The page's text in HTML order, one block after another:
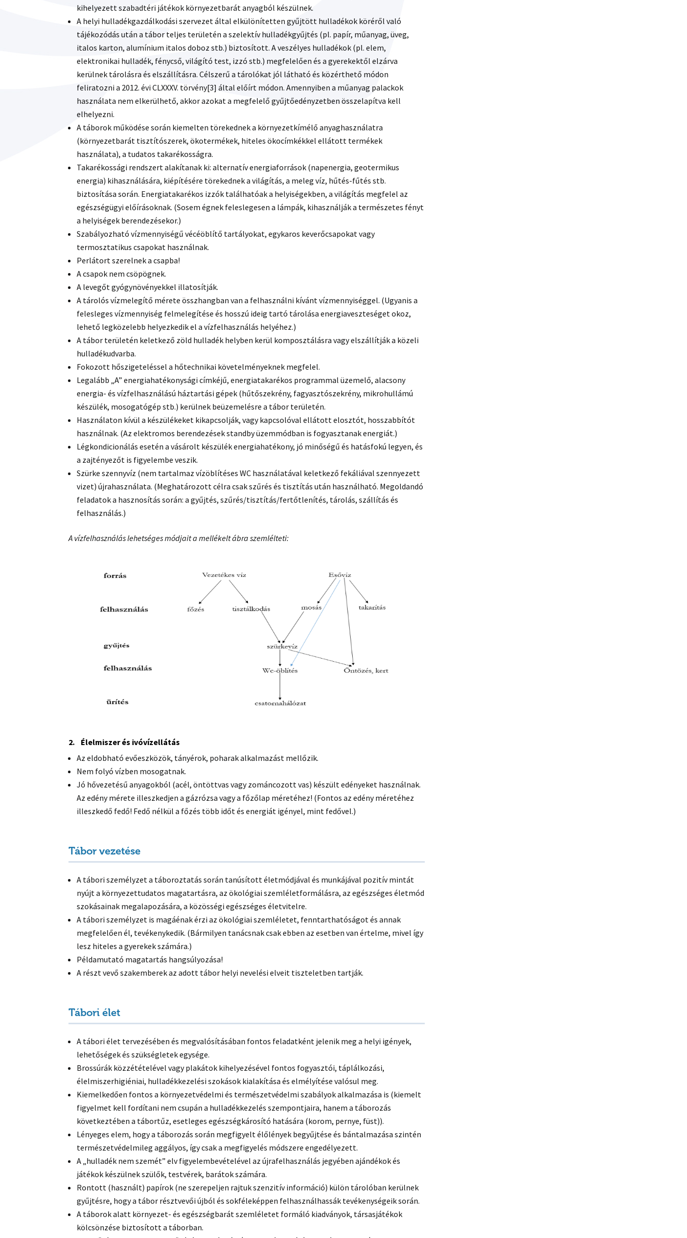
kihelyezett szabadtéri játékok környezetbarát anyagból készülnek.
A helyi hulladékgazdálkodási szervezet által elkülönítetten gyűjtött hulladékok köréről való
tájékozódás után a tábor teljes területén a szelektív hulladékgyűjtés (pl. papír, műanyag, üveg,
italos karton, alumínium italos doboz stb.) biztosított. A veszélyes hulladékok (pl. elem,
elektronikai hulladék, fénycső, világító test, izzó stb.) megfelelően és a gyerekektől elzárva
kerülnek tárolásra és elszállításra. Célszerű a tárolókat jól látható és közérthető módon
feliratozni a 2012. évi CLXXXV. törvény[3] által előírt módon. Amennyiben a műanyag palackok
használata nem elkerülhető, akkor azokat a megfelelő gyűjtőedényzetben összelapítva kell
elhelyezni.
A táborok működése során kiemelten törekednek a környezetkímélő anyaghasználatra
(környezetbarát tisztítószerek, ökotermékek, hiteles ökocímkékkel ellátott termékek
használata), a tudatos takarékosságra.
Takarékossági rendszert alakítanak ki: alternatív energiaforrások (napenergia, geotermikus
energia) kihasználására, kiépítésére törekednek a világítás, a meleg víz, hűtés-fűtés stb.
biztosítása során. Energiatakarékos izzók találhatóak a helyiségekben, a világítás megfelel az
egészségügyi előírásoknak. (Sosem égnek feleslegesen a lámpák, kihasználják a természetes fényt
a helyiségek berendezésekor.)
Szabályozható vízmennyiségű vécéöblítő tartályokat, egykaros keverőcsapokat vagy
termosztatikus csapokat használnak.
Perlátort szerelnek a csapba!
A csapok nem csöpögnek.
A levegőt gyógynövényekkel illatosítják.
A tárolós vízmelegítő mérete összhangban van a felhasználni kívánt vízmennyiséggel. (Ugyanis a
felesleges vízmennyiség felmelegítése és hosszú ideig tartó tárolása energiaveszteséget okoz,
lehető legközelebb helyezkedik el a vízfelhasználás helyéhez.)
A tábor területén keletkező zöld hulladék helyben kerül komposztálásra vagy elszállítják a közeli
hulladékudvarba.
Fokozott hőszigeteléssel a hőtechnikai követelményeknek megfelel.
Legalább „A” energiahatékonysági címkéjű, energiatakarékos programmal üzemelő, alacsony
energia- és vízfelhasználású háztartási gépek (hűtőszekrény, fagyasztószekrény, mikrohullámú
készülék, mosogatógép stb.) kerülnek beüzemelésre a tábor területén.
Használaton kívül a készülékeket kikapcsolják, vagy kapcsolóval ellátott elosztót, hosszabbítót
használnak. (Az elektromos berendezések standby üzemmódban is fogyasztanak energiát.)
Légkondicionálás esetén a vásárolt készülék energiahatékony, jó minőségű és hatásfokú legyen, és
a zajtényezőt is figyelembe veszik.
Szürke szennyvíz (nem tartalmaz vízöblítéses WC használatával keletkező fekáliával szennyezett
vizet) újrahasználata. (Meghatározott célra csak szűrés és tisztítás után használható. Megoldandó
feladatok a hasznosítás során: a gyűjtés, szűrés/tisztítás/fertőtlenítés, tárolás, szállítás és
felhasználás.)
A vízfelhasználás lehetséges módjait a mellékelt ábra szemlélteti:
2. Élelmiszer és ivóvízellátás
Az eldobható evőeszközök, tányérok, poharak alkalmazást mellőzik.
Nem folyó vízben mosogatnak.
Jó hővezetésű anyagokból (acél, öntöttvas vagy zománcozott vas) készült edényeket használnak.
Az edény mérete illeszkedjen a gázrózsa vagy a főzőlap méretéhez! (Fontos az edény méretéhez
illeszkedő fedő! Fedő nélkül a főzés több időt és energiát igényel, mint fedővel.)
Tábor vezetése
A tábori személyzet a táboroztatás során tanúsított életmódjával és munkájával pozitív mintát
nyújt a környezettudatos magatartásra, az ökológiai szemléletformálásra, az egészséges életmód
szokásainak megalapozására, a közösségi egészséges életvitelre.
A tábori személyzet is magáénak érzi az ökológiai szemléletet, fenntarthatóságot és annak
megfelelően él, tevékenykedik. (Bármilyen tanácsnak csak ebben az esetben van értelme, mivel így
lesz hiteles a gyerekek számára.)
Példamutató magatartás hangsúlyozása!
A részt vevő szakemberek az adott tábor helyi nevelési elveit tiszteletben tartják.
Tábori élet
A tábori élet tervezésében és megvalósításában fontos feladatként jelenik meg a helyi igények,
lehetőségek és szükségletek egysége.
Brossúrák közzétételével vagy plakátok kihelyezésével fontos fogyasztói, táplálkozási,
élelmiszerhigiéniai, hulladékkezelési szokások kialakítása és elmélyítése valósul meg.
Kiemelkedően fontos a környezetvédelmi és természetvédelmi szabályok alkalmazása is (kiemelt
figyelmet kell fordítani nem csupán a hulladékkezelés szempontjaira, hanem a táborozás
következtében a tábortűz, esetleges egészségkárosító hatására (korom, pernye, füst)).
Lényeges elem, hogy a táborozás során megfigyelt élőlények begyűjtése és bántalmazása szintén
természetvédelmileg aggályos, így csak a megfigyelés módszere engedélyezett.
A „hulladék nem szemét” elv figyelembevételével az újrafelhasználás jegyében ajándékok és
játékok készülnek szülők, testvérek, barátok számára.
Rontott (használt) papírok (ne szerepeljen rajtuk szenzitív információ) külön tárolóban kerülnek
gyűjtésre, hogy a tábor résztvevői újból és sokféleképpen felhasználhassák tevékenységeik során.
A táborok alatt környezet- és egészségbarát szemléletet formáló kiadványok, társasjátékok
kölcsönzése biztosított a táborban.